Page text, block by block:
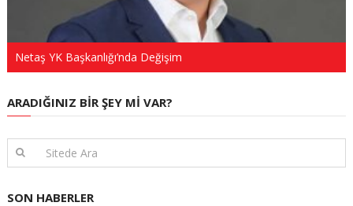
Netaş YK Başkanlığı’nda Değişim
ARADIĞINIZ BIR ŞEY MI VAR?
SON HABERLER